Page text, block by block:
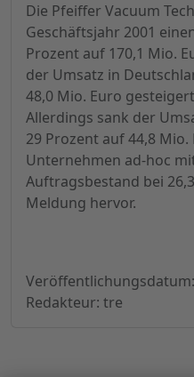
Die Pfeiffer Vacuum
Geschäftsjahr 2001
Prozent auf 170,1 Mio.
der Umsatz in
48,0 Mio. Euro
Allerdings sank der
29 Prozent auf 44,8
Unternehmen ad-hoc
Auftragsbestand bei
Meldung hervor.
Veröffentlichungsdatum:
Redakteur: tre